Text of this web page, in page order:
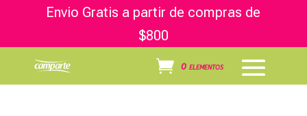
Envio Gratis a partir de compras de
$800
0 elementos